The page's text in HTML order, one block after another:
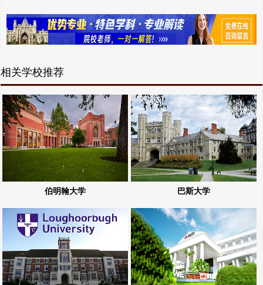
相关学校推荐
伯明翰大学 巴斯大学